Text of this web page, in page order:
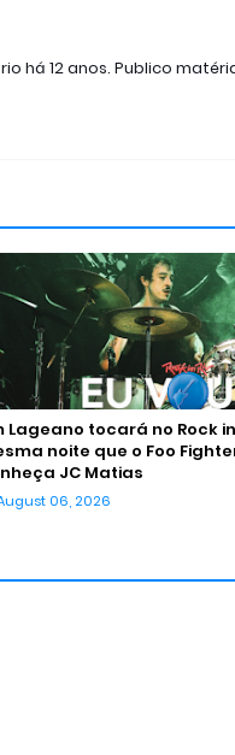
há 12 anos. Publico
Lageano tocará no Rock in
noite que o Foo
JC Matias
06, 2026